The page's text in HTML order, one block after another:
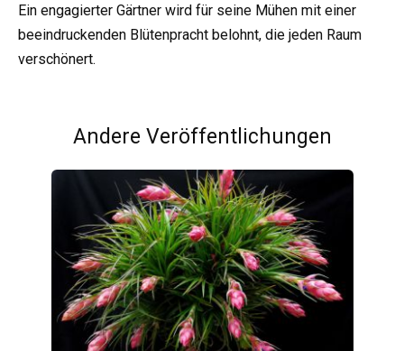
Ein engagierter Gärtner wird für seine Mühen mit einer
beeindruckenden Blütenpracht belohnt, die jeden Raum
verschönert.
Andere Veröffentlichungen